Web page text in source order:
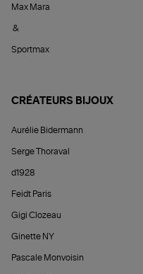
Max Mara
&
Sportmax
CRÉATEURS BIJOUX
Aurélie Bidermann
Serge Thoraval
d1928
Feidt Paris
Gigi Clozeau
Ginette NY
Pascale Monvoisin